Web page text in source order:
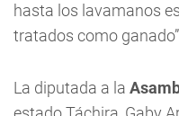
hasta los lavamanos
tratados como
La diputada a la